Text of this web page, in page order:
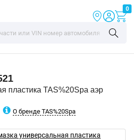
0
пластика TAS%20Spa аэр
О бренде TAS%20Spa